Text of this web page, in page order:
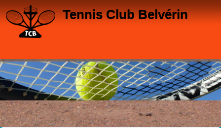
Tennis Club Belvérin
Panneau de gestion des cookies